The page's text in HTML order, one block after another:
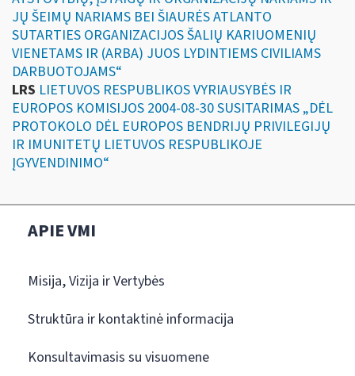
JŲ ŠEIMŲ NARIAMS BEI ŠIAURĖS ATLANTO
SUTARTIES ORGANIZACIJOS ŠALIŲ KARIUOMENIŲ
VIENETAMS IR (ARBA) JUOS LYDINTIEMS CIVILIAMS
DARBUOTOJAMS“
LRS LIETUVOS RESPUBLIKOS VYRIAUSYBĖS IR
EUROPOS KOMISIJOS 2004-08-30 SUSITARIMAS „DĖL
PROTOKOLO DĖL EUROPOS BENDRIJŲ PRIVILEGIJŲ
IR IMUNITETŲ LIETUVOS RESPUBLIKOJE
ĮGYVENDINIMO“
APIE VMI
Misija, Vizija ir Vertybės
Struktūra ir kontaktinė informacija
Konsultavimasis su visuomene